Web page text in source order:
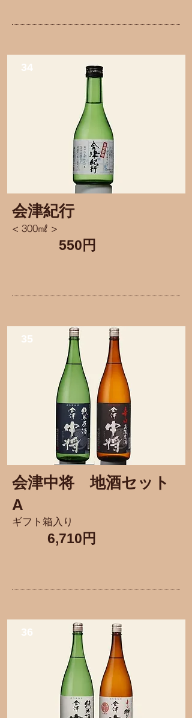
34
会津紀行
< 300㎖ >
550円
35
会津中将​地酒セット
A
ギフト箱入り
6,710円
36